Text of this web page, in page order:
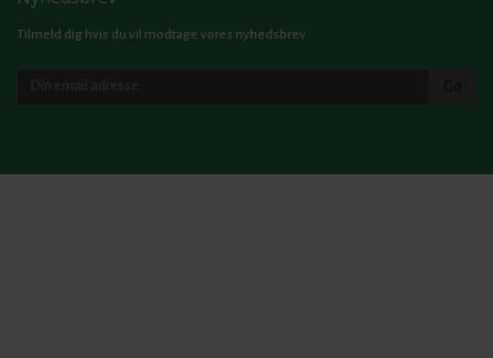
Tilmeld dig hvis du vil modtage vores nyhedsbrev.